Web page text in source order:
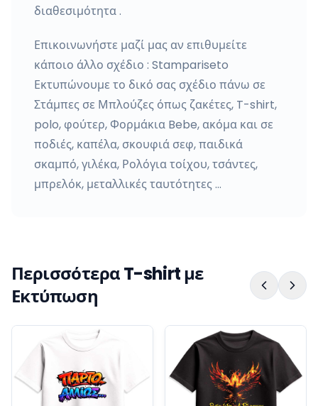
διαθεσιμότητα .
Επικοινωνήστε μαζί μας αν επιθυμείτε
κάποιο άλλο σχέδιο : Stampariseto
Εκτυπώνουμε το δικό σας σχέδιο πάνω σε
Στάμπες σε Μπλούζες όπως ζακέτες, T-shirt,
polo, φούτερ, Φορμάκια Bebe, ακόμα και σε
ποδιές, καπέλα, σκουφιά σεφ, παιδικά
σκαμπό, γιλέκα, Ρολόγια τοίχου, τσάντες,
μπρελόκ, μεταλλικές ταυτότητες …
Περισσότερα T-shirt με
Εκτύπωση